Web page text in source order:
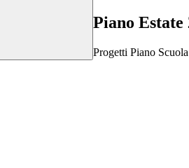
Piano Estate
Progetti Piano